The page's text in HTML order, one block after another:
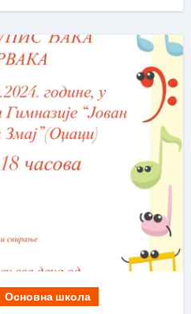
Основна школа